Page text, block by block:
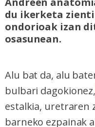
du ikerketa
ondorioak izan
osasunean.
Alu bat da, alu
bulbari dagokionez,
estalkia, uretraren
barneko ezpainak